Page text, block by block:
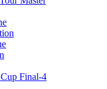
Final-4